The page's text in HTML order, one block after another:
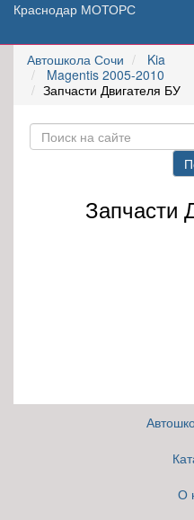
Краснодар МОТОРС
Автошкола Сочи
Kia
Magentis 2005-2010
Запчасти Двигателя БУ
Запчасти
О